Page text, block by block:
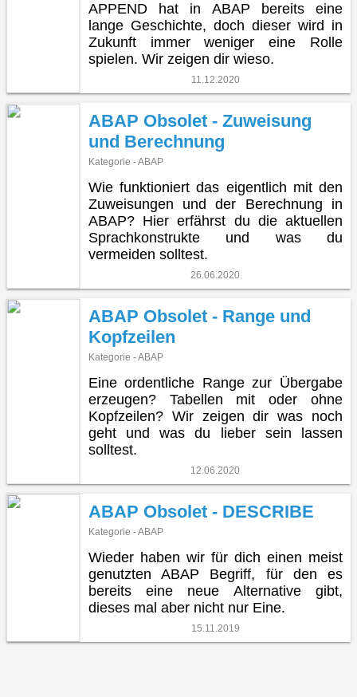
APPEND hat in ABAP bereits eine
lange Geschichte, doch dieser wird in
Zukunft immer weniger eine Rolle
spielen. Wir zeigen dir wieso.
11.12.2020
ABAP Obsolet - Zuweisung
und Berechnung
Kategorie - ABAP
Wie funktioniert das eigentlich mit den
Zuweisungen und der Berechnung in
ABAP? Hier erfährst du die aktuellen
Sprachkonstrukte und was du
vermeiden solltest.
26.06.2020
ABAP Obsolet - Range und
Kopfzeilen
Kategorie - ABAP
Eine ordentliche Range zur Übergabe
erzeugen? Tabellen mit oder ohne
Kopfzeilen? Wir zeigen dir was noch
geht und was du lieber sein lassen
solltest.
12.06.2020
ABAP Obsolet - DESCRIBE
Kategorie - ABAP
Wieder haben wir für dich einen meist
genutzten ABAP Begriff, für den es
bereits eine neue Alternative gibt,
dieses mal aber nicht nur Eine.
15.11.2019